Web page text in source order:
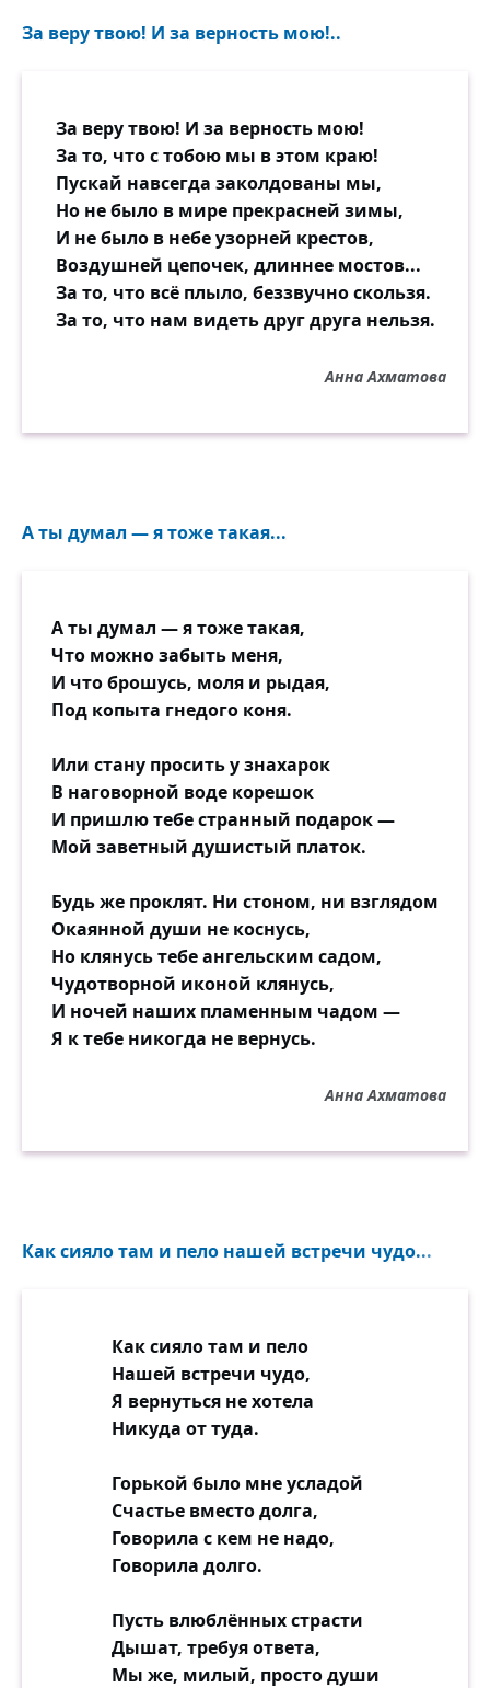
За веру твою! И за верность мою!..
За веру твою! И за верность мою!
За то, что с тобою мы в этом краю!
Пускай навсегда заколдованы мы,
Но не было в мире прекрасней зимы,
И не было в небе узорней крестов,
Воздушней цепочек, длиннее мостов...
За то, что всё плыло, беззвучно скользя.
За то, что нам видеть друг друга нельзя.
Анна Ахматова
А ты думал — я тоже такая...
А ты думал — я тоже такая,
Что можно забыть меня,
И что брошусь, моля и рыдая,
Под копыта гнедого коня.
Или стану просить у знахарок
В наговорной воде корешок
И пришлю тебе странный подарок —
Мой заветный душистый платок.
Будь же проклят. Ни стоном, ни взглядом
Окаянной души не коснусь,
Но клянусь тебе ангельским садом,
Чудотворной иконой клянусь,
И ночей наших пламенным чадом —
Я к тебе никогда не вернусь.
Анна Ахматова
Как сияло там и пело нашей встречи чудо...
Как сияло там и пело
Нашей встречи чудо,
Я вернуться не хотела
Никуда от туда.
Горькой было мне усладой
Счастье вместо долга,
Говорила с кем не надо,
Говорила долго.
Пусть влюблённых страсти
Дышат, требуя ответа,
Мы же, милый, просто души